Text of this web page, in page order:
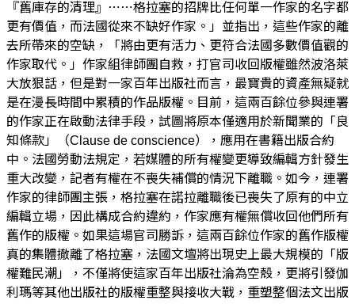
『舊庫存的清理』⋯⋯格拉塞的招牌比任何單一作家的名字都
更有價值，而法國從來不缺好作家。」並指出，這些作家的離
去所帶來的空缺，「將由更有活力、更符合法國多數價值觀的
作家取代。」作家組律師團自救，打官司收回版權雖然波洛萊
大放狠話，但是對一家百年出版社而言，最寶貴的資產無疑就
是在漫長時間中累積的作品版權。目前，這兩百餘位參與連署
的作家正在啟動法律手段，試圖將原本僅適用於新聞業的「良
知條款」（Clause de conscience），應用在書籍出版合約
中。法國勞動法規定，若媒體的所有權變更導致編輯方針發生
重大改變，記者有權在不喪失補償的情況下離職。如今，連署
作家的律師團主張，格拉塞在諾拉離職後已喪失了原有的中立
編輯立場，因此構成合約違約，作家應有權無償收回他們所有
舊作的版權。如果這場官司勝訴，這兩百餘位作家的舊作版權
真的集體撤離了格拉塞，法國文壇將出現史上最大規模的「版
權難民潮」，不僅將使這家百年出版社淪為空殼，更將引發伽
利瑪等其他出版社的版權重整與接收大戰，重塑整個法文出版